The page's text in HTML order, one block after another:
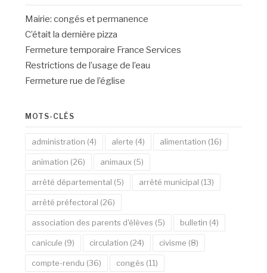
Mairie: congés et permanence
C’était la dernière pizza
Fermeture temporaire France Services
Restrictions de l’usage de l’eau
Fermeture rue de l’église
MOTS-CLÉS
administration (4) alerte (4) alimentation (16)
animation (26) animaux (5)
arrêté départemental (5) arrêté municipal (13)
arrêté préfectoral (26)
association des parents d'élèves (5) bulletin (4)
canicule (9) circulation (24) civisme (8)
compte-rendu (36) congés (11)